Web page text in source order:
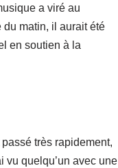
a viré au
du matin, il aurait été
en soutien à la
très rapidement,
vu quelqu’un avec une